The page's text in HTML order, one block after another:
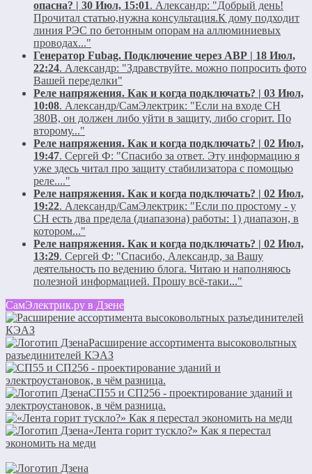
опасна? | 30 Июл, 15:01. Александр: "Добрый день!
Прочитал статью,нужна консультация.К дому подходит
линия РЭС по бетонным опорам на аллюминиевых
проводах..."
Генератор Fubag. Подключение через АВР | 18 Июл,
22:24. Александр: "Здравствуйте. можно попросить фото
Вашей переделки"
Реле напряжения. Как и когда подключать? | 03 Июл,
10:08. Александр/СамЭлектрик: "Если на входе СН
380В, он должен либо уйти в защиту, либо сгорит. По
второму..."
Реле напряжения. Как и когда подключать? | 02 Июл,
19:47. Сергей Ф: "Спасибо за ответ. Эту информацию я
уже здесь читал про защиту стабилизатора с помощью
реле...."
Реле напряжения. Как и когда подключать? | 02 Июл,
19:22. Александр/СамЭлектрик: "Если по простому - у
СН есть два предела (диапазона) работы: 1) диапазон, в
котором..."
Реле напряжения. Как и когда подключать? | 02 Июл,
13:29. Сергей Ф: "Спасибо, Александр, за Вашу
деятельность по ведению блога. Читаю и наполняюсь
полезной информацией. Прошу всё-таки..."
СамЭлектрик.ру в Дзене
Расширение ассортимента высоковольтных
разъединителей КЭАЗ
СП55 и СП256 - проектирование зданий и
электроустановок, в чём разница.
«Лента горит тускло?» Как я перестал
экономить на меди